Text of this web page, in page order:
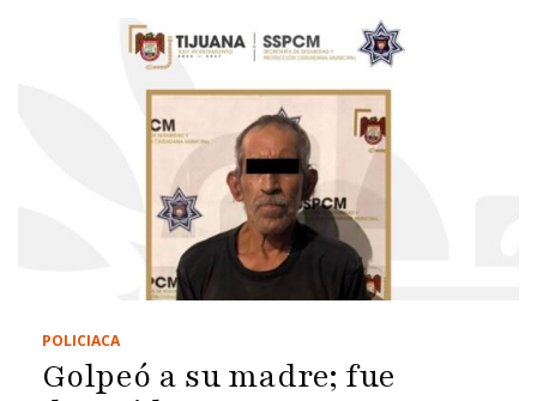
POLICIACA
Golpeó a su madre; fue